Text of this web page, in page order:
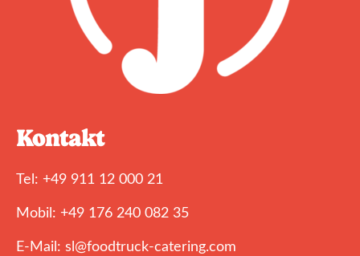
Kontakt
Tel: +49 911 12 000 21
Mobil: +49 176 240 082 35
E-Mail: sl@foodtruck-catering.com